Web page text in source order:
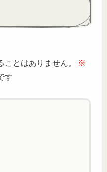
ことはありません。
※
す